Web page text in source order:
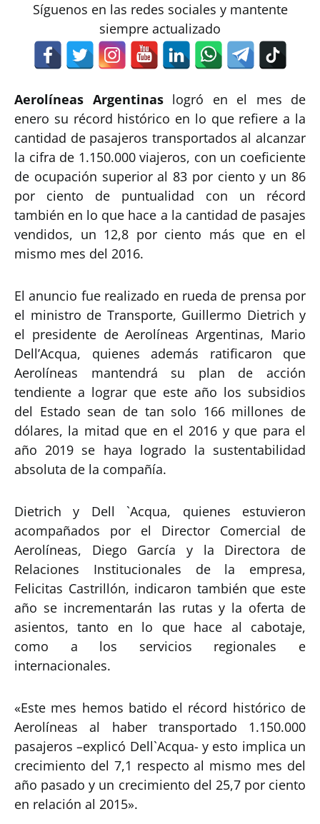
Síguenos en las redes sociales y mantente
siempre actualizado
Aerolíneas Argentinaslogró en el mes de
enero su récord histórico en lo que refiere a la
cantidad de pasajeros transportados al alcanzar
la cifra de 1.150.000 viajeros, con un coeficiente
de ocupación superior al 83 por ciento y un 86
por ciento de puntualidad con un récord
también en lo que hace a la cantidad de pasajes
vendidos, un 12,8 por ciento más que en el
mismo mes del 2016.
El anuncio fue realizado en rueda de prensa por
el ministro de Transporte, Guillermo Dietrich y
el presidente de Aerolíneas Argentinas, Mario
Dell’Acqua, quienes además ratificaron que
Aerolíneas mantendrá su plan de acción
tendiente a lograr que este año los subsidios
del Estado sean de tan solo 166 millones de
dólares, la mitad que en el 2016 y que para el
año 2019 se haya logrado la sustentabilidad
absoluta de la compañía.
Dietrich y Dell `Acqua, quienes estuvieron
acompañados por el Director Comercial de
Aerolíneas, Diego García y la Directora de
Relaciones Institucionales de la empresa,
Felicitas Castrillón, indicaron también que este
año se incrementarán las rutas y la oferta de
asientos, tanto en lo que hace al cabotaje,
como a los servicios regionales e
internacionales.
«Este mes hemos batido el récord histórico de
Aerolíneas al haber transportado 1.150.000
pasajeros –explicó Dell`Acqua- y esto implica un
crecimiento del 7,1 respecto al mismo mes del
año pasado y un crecimiento del 25,7 por ciento
en relación al 2015».